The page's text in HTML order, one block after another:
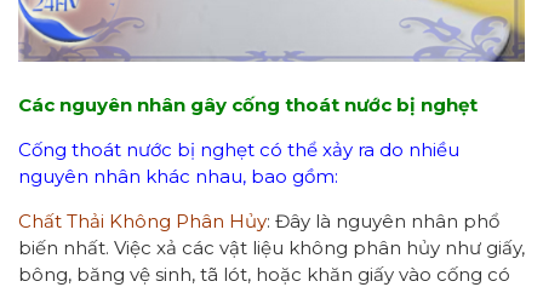
Các nguyên nhân gây cống thoát nước bị nghẹt
Cống thoát nước bị nghẹt có thể xảy ra do nhiều
nguyên nhân khác nhau, bao gồm:
Chất Thải Không Phân Hủy: Đây là nguyên nhân phổ
biến nhất. Việc xả các vật liệu không phân hủy như giấy,
bông, băng vệ sinh, tã lót, hoặc khăn giấy vào cống có